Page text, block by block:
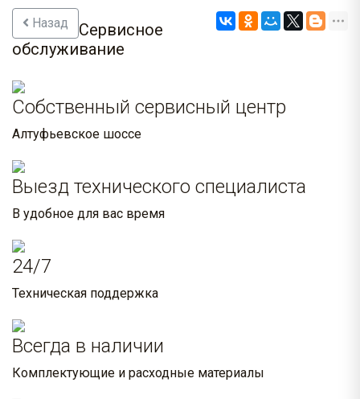
Назад
Сервисное
обслуживание
Собственный сервисный центр
Алтуфьевское шоссе
Выезд технического специалиста
В удобное для вас время
24/7
Техническая поддержка
Всегда в наличии
Комплектующие и расходные материалы